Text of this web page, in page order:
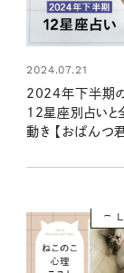
2024.07.21
2024年下半期
12星座別占いと
動き 【おぱんつ